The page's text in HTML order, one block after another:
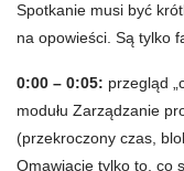
Spotkanie musi być
na opowieści. Są tylko
0:00 – 0:05: przegląd
modułu Zarządzanie
(przekroczony czas,
Omawiacie tylko to, co